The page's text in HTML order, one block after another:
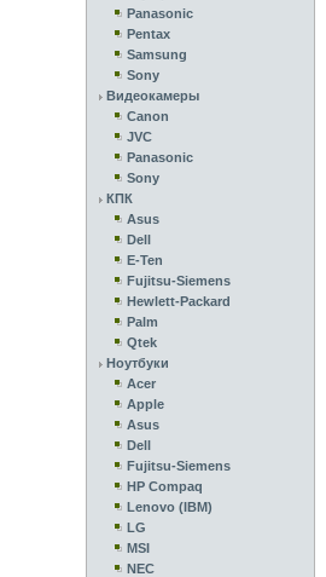
Panasonic
Pentax
Samsung
Sony
Видеокамеры
Canon
JVC
Panasonic
Sony
КПК
Asus
Dell
E-Ten
Fujitsu-Siemens
Hewlett-Packard
Palm
Qtek
Ноутбуки
Acer
Apple
Asus
Dell
Fujitsu-Siemens
HP Compaq
Lenovo (IBM)
LG
MSI
NEC